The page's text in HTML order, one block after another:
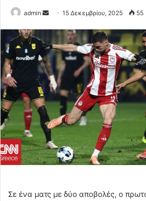
admin
Send
email
15 Δεκεμβρίου, 2025 55
Σε ένα ματς με δύο αποβολές, ο